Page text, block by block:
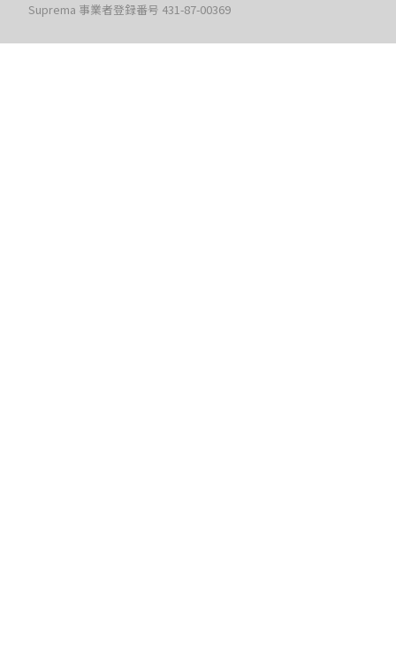
Suprema 事業者登録番号 431-87-00369